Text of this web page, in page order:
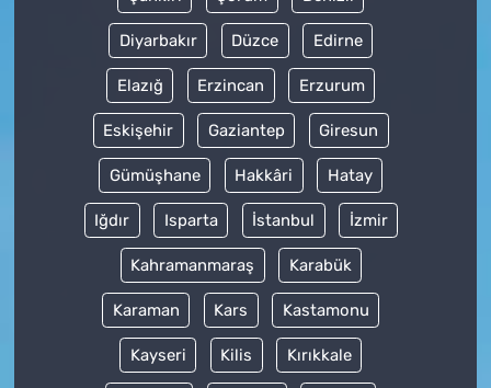
Diyarbakır Düzce Edirne
Elazığ Erzincan Erzurum
Eskişehir Gaziantep Giresun
Gümüşhane Hakkâri Hatay
Iğdır Isparta İstanbul İzmir
Kahramanmaraş Karabük
Karaman Kars Kastamonu
Kayseri Kilis Kırıkkale